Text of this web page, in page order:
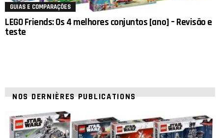
GUIAS E COMPARAÇÕES
LEGO Friends: Os 4 melhores conjuntos [ano] – Revisão e
teste
NOS DERNIÈRES PUBLICATIONS